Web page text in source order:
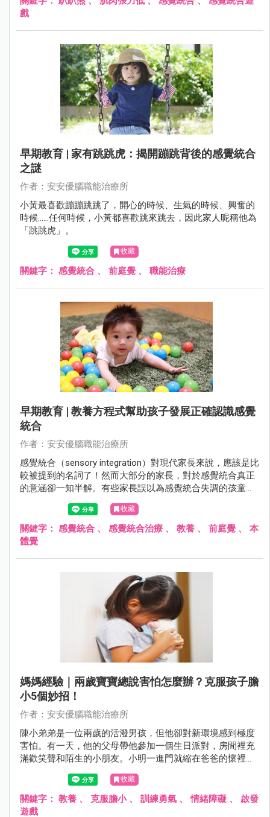
戲
早期教育 | 家有跳跳虎：揭開蹦跳背後的感覺統合
之謎
作者：安安優腦職能治療所
小黃最喜歡蹦蹦跳跳了，開心的時候、生氣的時候、興奮的
時候……任何時候，小黃都喜歡跳來跳去，因此家人昵稱他為
「跳跳虎」。
收藏
關鍵字： 感覺統合 、 前庭覺 、 職能治療
早期教育 | 教養方程式幫助孩子發展正確認識感覺
統合
作者：安安優腦職能治療所
感覺統合（sensory integration）對現代家長來說，應該是比
較被提到的名詞了！然而大部分的家長，對於感覺統合真正
的意涵卻一知半解。有些家長誤以為感覺統合失調的孩童就
是過動兒，或以為感覺統合是在教導兒童做運動。這些觀念
都沒有完全掌握感覺統合這個概念，僅是摸著邊際的看法。
收藏
關鍵字： 感覺統合 、 感覺統合治療 、 教養 、 前庭覺 、 本
體覺
媽媽經驗｜兩歲寶寶總說害怕怎麼辦？克服孩子膽
小5個妙招！
作者：安安優腦職能治療所
陳小弟弟是一位兩歲的活潑男孩，但他卻對新環境感到極度
害怕。有一天，他的父母帶他參加一個生日派對，房間裡充
滿歡笑聲和陌生的小朋友。小明一進門就縮在爸爸的懷裡，
眼神躲閃且不敢發聲。他看著其他小朋友在玩耍，卻不敢加
入。當有人走近想跟他打招呼時，小明緊張地捏住了爸爸的
衣袖，顯露出典型的害怕表情。即便父母試圖撫慰他，小明
仍然保持著警戒，不敢踏出安全的爸爸懷抱。這種情境凸顯
收藏
關鍵字： 教養 、 克服膽小、 訓練勇氣 、情緒障礙 、 啟發
遊戲